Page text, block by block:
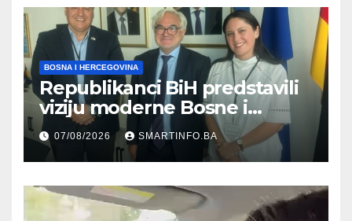
BOSNA I HERCEGOVINA
Republikanci BiH predstavili
viziju moderne Bosne i
Hercegovine ambasadoru
Njemačke
07/08/2026 SMARTINFO.BA